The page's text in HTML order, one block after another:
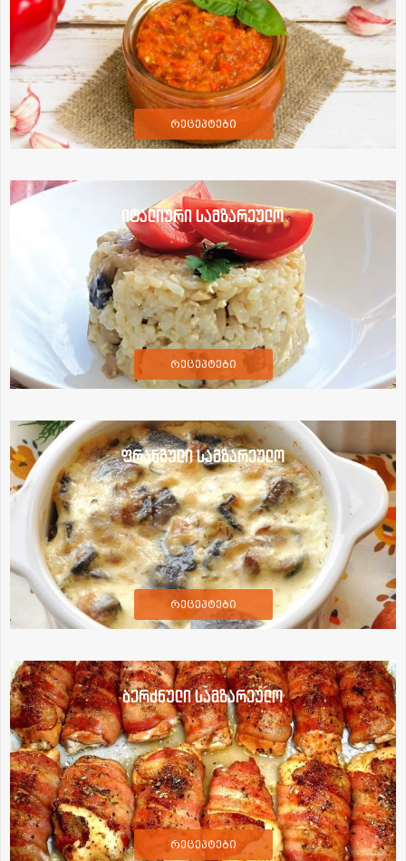
რეცეპტები
იტალიური სამზარეულო
რეცეპტები
ფრანგული სამზარეულო
რეცეპტები
ბერძნული სამზარეულო
რეცეპტები